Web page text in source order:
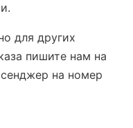
для других
пишите нам на
на номер